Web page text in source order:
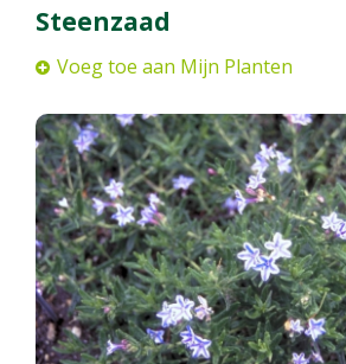
Steenzaad
Voeg toe aan Mijn Planten